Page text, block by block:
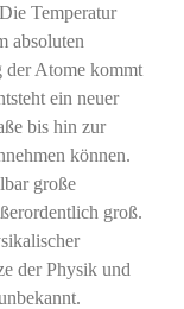
Temperatur
absoluten
der Atome kommt
ein neuer
bis hin zur
können.
große
groß.
der Physik und